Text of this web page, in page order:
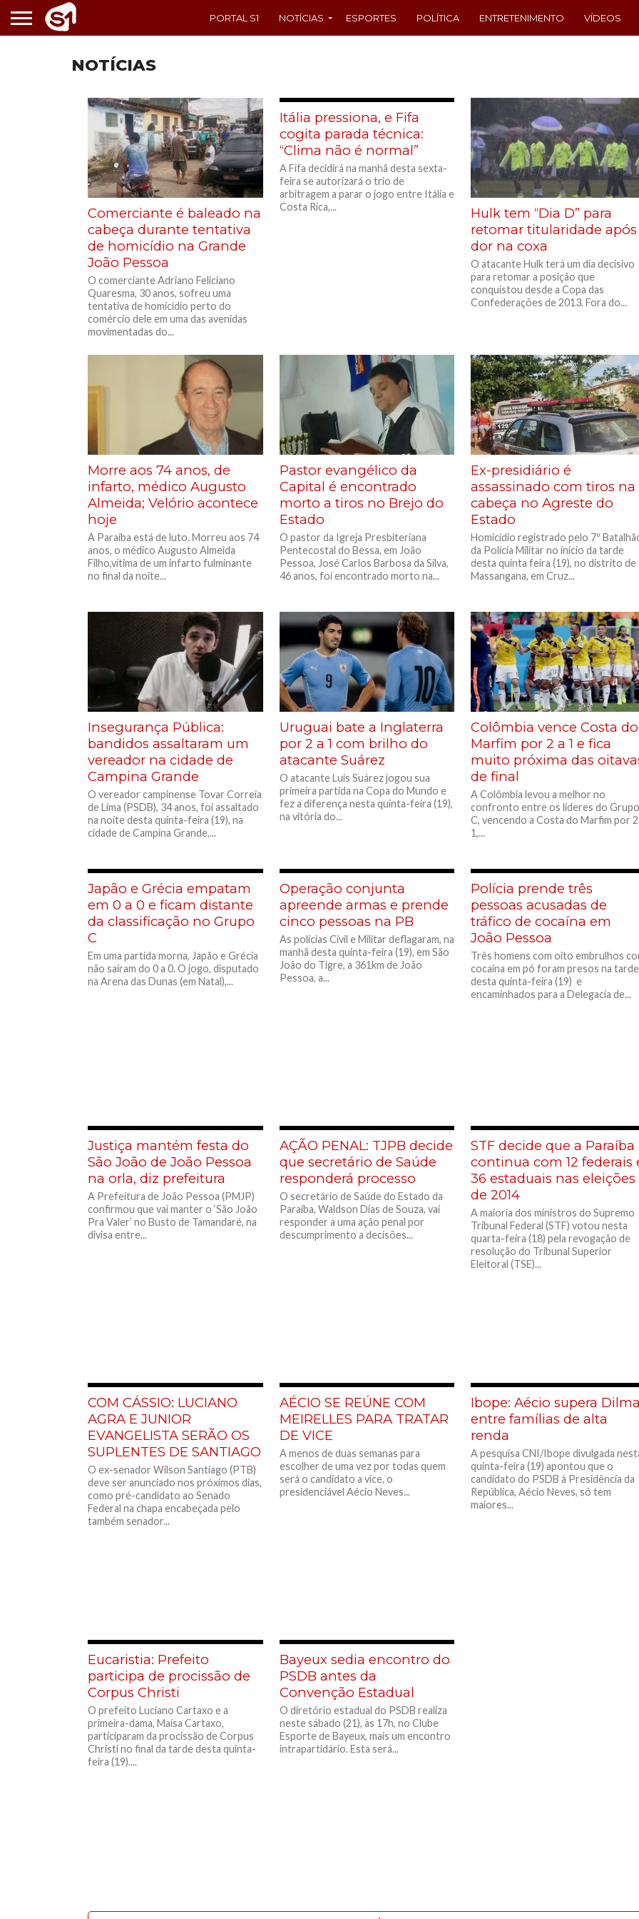
PORTAL S1 NOTÍCIAS ESPORTES POLÍTICA ENTRETENIMENTO VÍDEOS
NOTÍCIAS
Comerciante é baleado na
cabeça durante tentativa
de homicídio na Grande
João Pessoa
O comerciante Adriano Feliciano
Quaresma, 30 anos, sofreu uma
tentativa de homicídio perto do
comércio dele em uma das avenidas
movimentadas do...
Itália pressiona, e Fifa
cogita parada técnica:
“Clima não é normal”
A Fifa decidirá na manhã desta sexta-
feira se autorizará o trio de
arbitragem a parar o jogo entre Itália e
Costa Rica,...
Hulk tem “Dia D” para
retomar titularidade após
dor na coxa
O atacante Hulk terá um dia decisivo
para retomar a posição que
conquistou desde a Copa das
Confederações de 2013. Fora do...
Morre aos 74 anos, de
infarto, médico Augusto
Almeida; Velório acontece
hoje
A Paraiba está de luto. Morreu aos 74
anos, o médico Augusto Almeida
Filho,vítima de um infarto fulminante
no final da noite...
Pastor evangélico da
Capital é encontrado
morto a tiros no Brejo do
Estado
O pastor da Igreja Presbiteriana
Pentecostal do Bessa, em João
Pessoa, José Carlos Barbosa da Silva,
46 anos, foi encontrado morto na...
Ex-presidiário é
assassinado com tiros na
cabeça no Agreste do
Estado
Homicídio registrado pelo 7º
da Polícia Militar no início da tarde
desta quinta feira (19), no distrito de
Massangana, em Cruz...
Insegurança Pública:
bandidos assaltaram um
vereador na cidade de
Campina Grande
O vereador campinense Tovar Correia
de Lima (PSDB), 34 anos, foi assaltado
na noite desta quinta-feira (19), na
cidade de Campina Grande,...
Uruguai bate a Inglaterra
por 2 a 1 com brilho do
atacante Suárez
O atacante Luis Suárez jogou sua
primeira partida na Copa do Mundo e
fez a diferença nesta quinta-feira (19),
na vitória do...
Colômbia vence Costa do
Marfim por 2 a 1 e fica
muito próxima das
de final
A Colômbia levou a melhor no
confronto entre os líderes do
C, vencendo a Costa do Marfim por
1,...
Japão e Grécia empatam
em 0 a 0 e ficam distante
da classificação no Grupo
C
Em uma partida morna, Japão e Grécia
não saíram do 0 a 0. O jogo, disputado
na Arena das Dunas (em Natal),...
Operação conjunta
apreende armas e prende
cinco pessoas na PB
As polícias Civil e Militar deflagaram, na
manhã desta quinta-feira (19), em São
João do Tigre, a 361km de João
Pessoa, a...
Polícia prende três
pessoas acusadas de
tráfico de cocaína em
João Pessoa
Três homens com oito embrulhos
cocaína em pó foram presos na tarde
desta quinta-feira (19) e
encaminhados para a Delegacia de...
Justiça mantém festa do
São João de João Pessoa
na orla, diz prefeitura
A Prefeitura de João Pessoa (PMJP)
confirmou que vai manter o ‘São João
Pra Valer’ no Busto de Tamandaré, na
divisa entre...
AÇÃO PENAL: TJPB decide
que secretário de Saúde
responderá processo
O secretário de Saúde do Estado da
Paraíba, Waldson Dias de Souza, vai
responder a uma ação penal por
descumprimento a decisões...
STF decide que a Paraíba
continua com 12 federais
36 estaduais nas eleições
de 2014
A maioria dos ministros do Supremo
Tribunal Federal (STF) votou nesta
quarta-feira (18) pela revogação de
resolução do Tribunal Superior
Eleitoral (TSE)...
COM CÁSSIO: LUCIANO
AGRA E JUNIOR
EVANGELISTA SERÃO OS
SUPLENTES DE SANTIAGO
O ex-senador Wilson Santiago (PTB)
deve ser anunciado nos próximos dias,
como pré-candidato ao Senado
Federal na chapa encabeçada pelo
também senador...
AÉCIO SE REÚNE COM
MEIRELLES PARA TRATAR
DE VICE
A menos de duas semanas para
escolher de uma vez por todas quem
será o candidato a vice, o
presidenciável Aécio Neves...
Ibope: Aécio supera
entre famílias de alta
renda
A pesquisa CNI/Ibope divulgada
quinta-feira (19) apontou que o
candidato do PSDB à Presidência da
República, Aécio Neves, só tem
maiores...
Eucaristia: Prefeito
participa de procissão de
Corpus Christi
O prefeito Luciano Cartaxo e a
primeira-dama, Maísa Cartaxo,
participaram da procissão de Corpus
Christi no final da tarde desta quinta-
feira (19)....
Bayeux sedia encontro do
PSDB antes da
Convenção Estadual
O diretório estadual do PSDB realiza
neste sábado (21), às 17h, no Clube
Esporte de Bayeux, mais um encontro
intrapartidário. Esta será...